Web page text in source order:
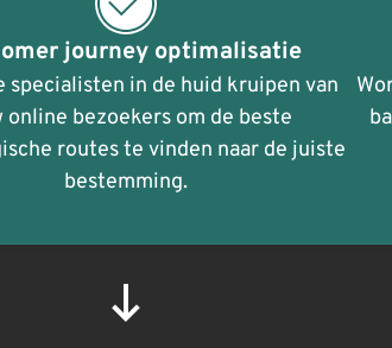
journey optimalisatie
specialisten in de huid kruipen van
online bezoekers om de beste
routes te vinden naar de juiste
bestemming.